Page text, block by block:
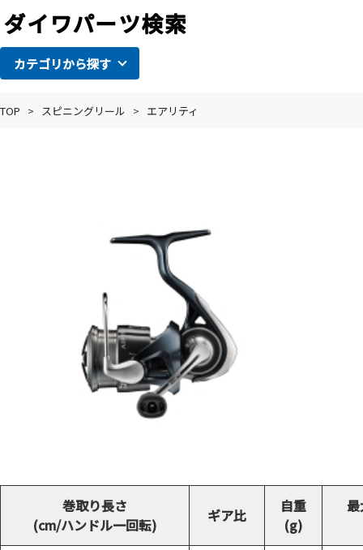
カテゴリから探す
TOP > スピニングリール > エアリティ
巻取り長さ
(cm/ハンドル一回転)
ギア比
自重
(g)